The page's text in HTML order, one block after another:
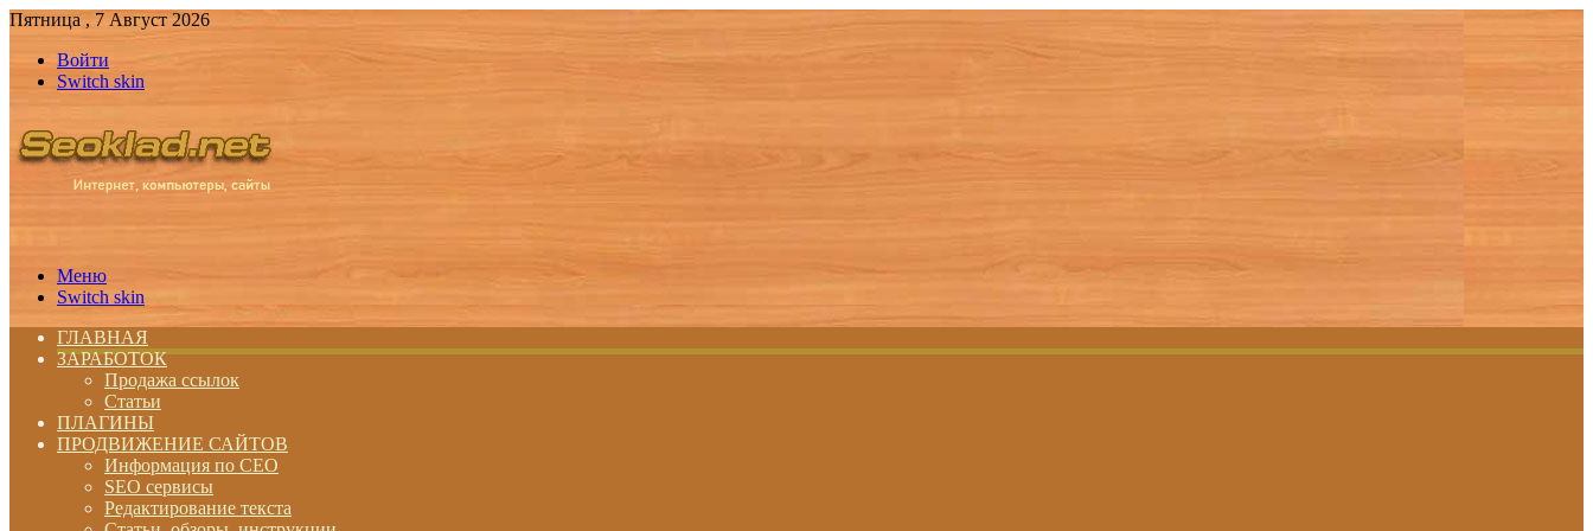
Пятница , 7 Август 2026
Войти
Switch skin
Меню
Switch skin
ГЛАВНАЯ
ЗАРАБОТОК
Продажа ссылок
Статьи
ПЛАГИНЫ
ПРОДВИЖЕНИЕ САЙТОВ
Информация по СЕО
SEO сервисы
Редактирование текста